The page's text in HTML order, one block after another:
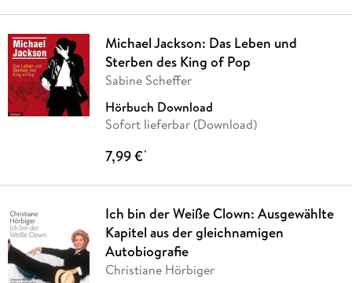
Michael Jackson: Das Leben und
Sterben des King of Pop
Sabine Scheffer
Hörbuch Download
Sofort lieferbar (Download)
7,99 €*
Ich bin der Weiße Clown: Ausgewählte
Kapitel aus der gleichnamigen
Autobiografie
Christiane Hörbiger